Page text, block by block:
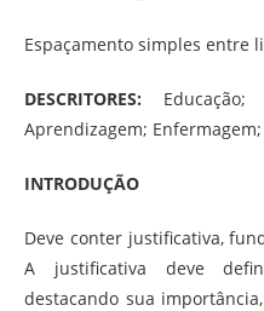
Espaçamento simples entre
DESCRITORES: Educação;
Aprendizagem;
INTRODUÇÃO
Deve conter justificativa,
A justificativa deve
destacando sua